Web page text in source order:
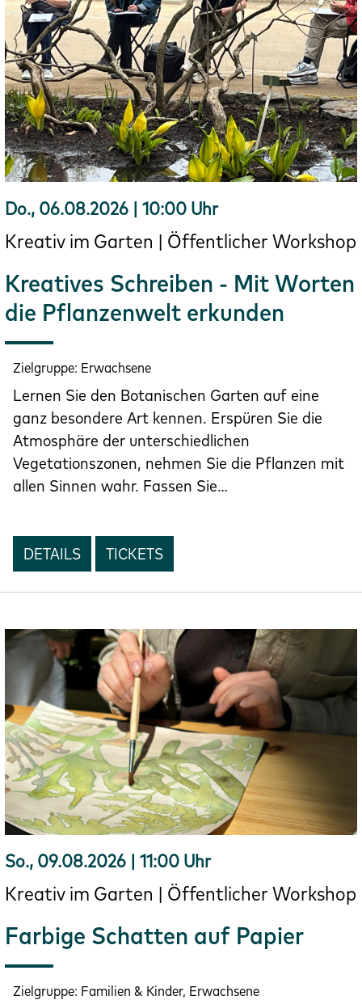
Do., 06.08.2026 | 10:00 Uhr
Kreativ im Garten | Öffentlicher Workshop
Kreatives Schreiben - Mit Worten
die Pflanzenwelt erkunden
Zielgruppe: Erwachsene
Lernen Sie den Botanischen Garten auf eine
ganz besondere Art kennen. Erspüren Sie die
Atmosphäre der unterschiedlichen
Vegetationszonen, nehmen Sie die Pflanzen mit
allen Sinnen wahr. Fassen Sie…
DETAILS TICKETS
So., 09.08.2026 | 11:00 Uhr
Kreativ im Garten | Öffentlicher Workshop
Farbige Schatten auf Papier
Zielgruppe: Familien & Kinder, Erwachsene